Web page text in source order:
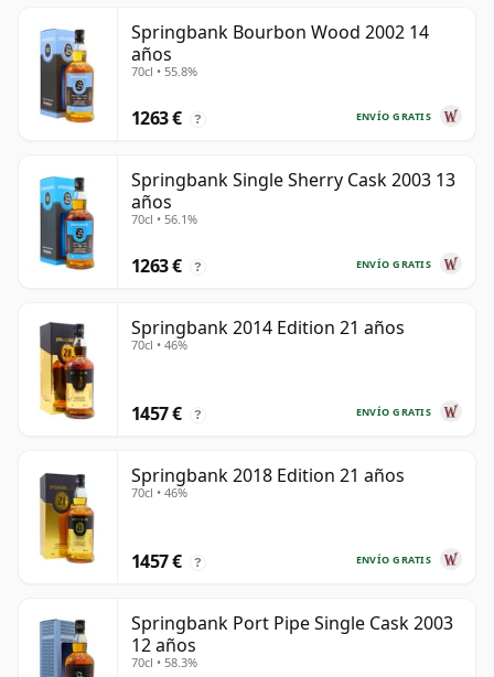
Springbank Bourbon Wood 2002 14
años
70cl • 55.8%
ENVÍO GRATIS
1263 € ?
Springbank Single Sherry Cask 2003 13
años
70cl • 56.1%
ENVÍO GRATIS
1263 € ?
Springbank 2014 Edition 21 años
70cl • 46%
ENVÍO GRATIS
1457 € ?
Springbank 2018 Edition 21 años
70cl • 46%
ENVÍO GRATIS
1457 € ?
Springbank Port Pipe Single Cask 2003
12 años
70cl • 58.3%